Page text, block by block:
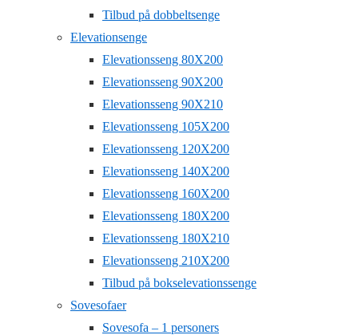
Tilbud på dobbeltsenge
Elevationsenge
Elevationsseng 80X200
Elevationsseng 90X200
Elevationsseng 90X210
Elevationsseng 105X200
Elevationsseng 120X200
Elevationsseng 140X200
Elevationsseng 160X200
Elevationsseng 180X200
Elevationsseng 180X210
Elevationsseng 210X200
Tilbud på bokselevationssenge
Sovesofaer
Sovesofa – 1 personers